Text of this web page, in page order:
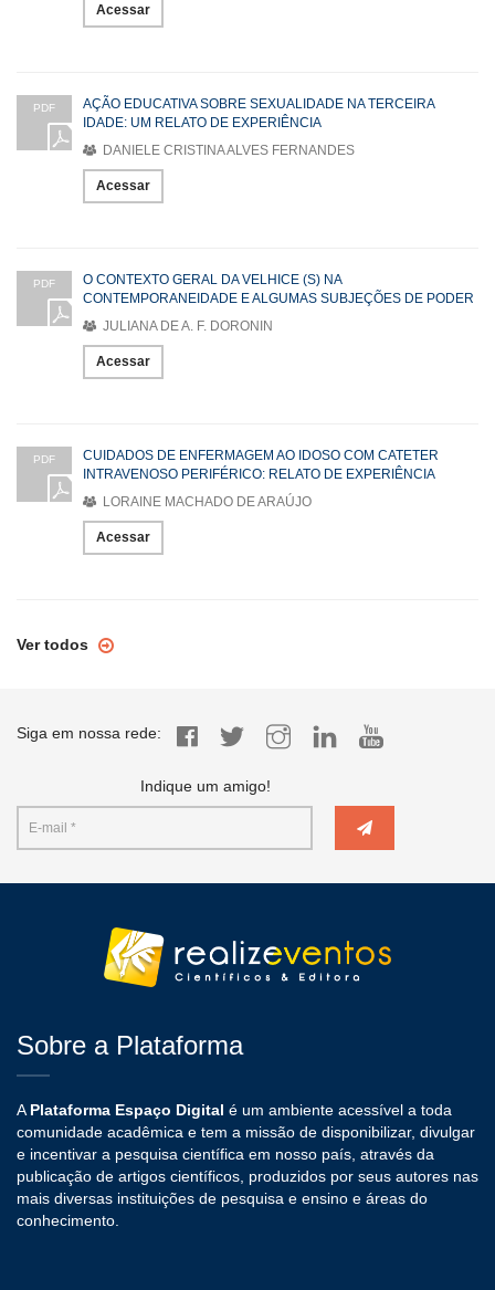
Acessar
PDF
AÇÃO EDUCATIVA SOBRE SEXUALIDADE NA TERCEIRA
IDADE: UM RELATO DE EXPERIÊNCIA
DANIELE CRISTINA ALVES FERNANDES
Acessar
PDF
O CONTEXTO GERAL DA VELHICE (S) NA
CONTEMPORANEIDADE E ALGUMAS SUBJEÇÕES DE PODER
JULIANA DE A. F. DORONIN
Acessar
PDF
CUIDADOS DE ENFERMAGEM AO IDOSO COM CATETER
INTRAVENOSO PERIFÉRICO: RELATO DE EXPERIÊNCIA
LORAINE MACHADO DE ARAÚJO
Acessar
Ver todos
Siga em nossa rede:
Indique um amigo!
Sobre a Plataforma
A Plataforma Espaço Digital é um ambiente acessível a toda
comunidade acadêmica e tem a missão de disponibilizar, divulgar
e incentivar a pesquisa científica em nosso país, através da
publicação de artigos científicos, produzidos por seus autores nas
mais diversas instituições de pesquisa e ensino e áreas do
conhecimento.